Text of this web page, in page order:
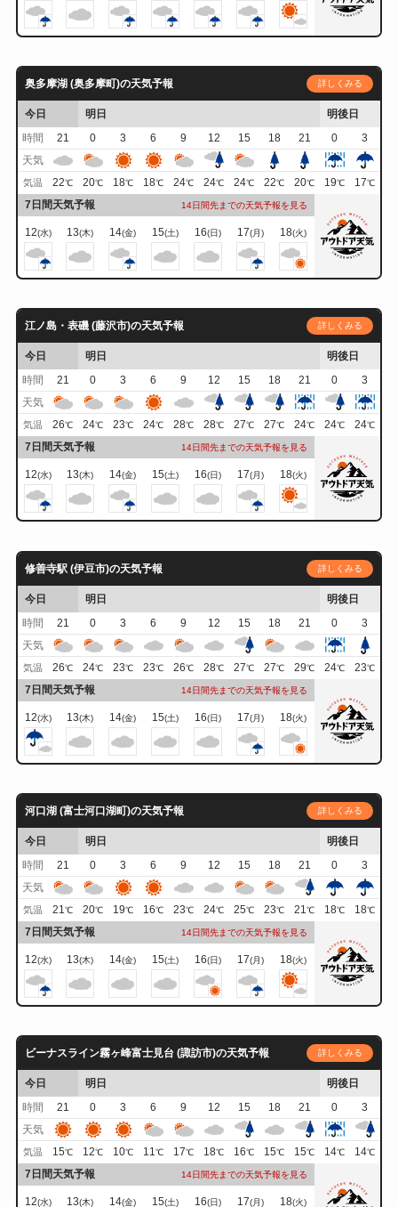
奥多摩湖 (奥多摩町)の天気予報 詳しくみる
今日 明日
明後日
時間
21 0 3 6 9 12 15 18 21 0
3
天気
気温 22℃ 20℃ 18℃ 18℃ 24℃ 24℃ 24℃ 22℃ 20℃ 19℃ 17℃
7日間天気予報 14日間先までの天気予報を見る
12(水) 13(木) 14(金) 15(土) 16(日) 17(月) 18(火)
江ノ島・表磯 (藤沢市)の天気予報 詳しくみる
今日 明日
明後日
時間
21 0 3 6 9 12 15 18 21 0
3
天気
気温 26℃ 24℃ 23℃ 24℃ 28℃ 28℃ 27℃ 27℃ 24℃ 24℃ 24℃
7日間天気予報 14日間先までの天気予報を見る
12(水) 13(木) 14(金) 15(土) 16(日) 17(月) 18(火)
修善寺駅 (伊豆市)の天気予報 詳しくみる
今日 明日
明後日
時間
21 0 3 6 9 12 15 18 21 0
3
天気
気温 26℃ 24℃ 23℃ 23℃ 26℃ 28℃ 27℃ 27℃ 29℃ 24℃ 23℃
7日間天気予報 14日間先までの天気予報を見る
12(水) 13(木) 14(金) 15(土) 16(日) 17(月) 18(火)
河口湖 (富士河口湖町)の天気予報 詳しくみる
今日 明日
明後日
時間
21 0 3 6 9 12 15 18 21 0
3
天気
気温 21℃ 20℃ 19℃ 16℃ 23℃ 24℃ 25℃ 23℃ 21℃ 18℃ 18℃
7日間天気予報 14日間先までの天気予報を見る
12(水) 13(木) 14(金) 15(土) 16(日) 17(月) 18(火)
ビーナスライン霧ヶ峰富士見台 (諏訪市)の天気予報 詳しくみる
今日 明日
明後日
時間
21 0 3 6 9 12 15 18 21 0
3
天気
気温 15℃ 12℃ 10℃ 11℃ 17℃ 18℃ 16℃ 15℃ 15℃ 14℃ 14℃
7日間天気予報 14日間先までの天気予報を見る
12(水) 13(木) 14(金) 15(土) 16(日) 17(月) 18(火)